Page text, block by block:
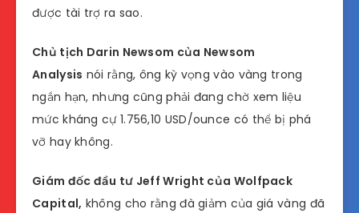
được tài trợ ra sao.
Chủ tịch Darin Newsom của Newsom
Analysis nói rằng, ông kỳ vọng vào vàng trong
ngắn hạn, nhưng cũng phải đang chờ xem liệu
mức kháng cự 1.756,10 USD/ounce có thể bị phá
vỡ hay không.
Giám đốc đầu tư Jeff Wright của Wolfpack
Capital, không cho rằng đà giảm của giá vàng đã